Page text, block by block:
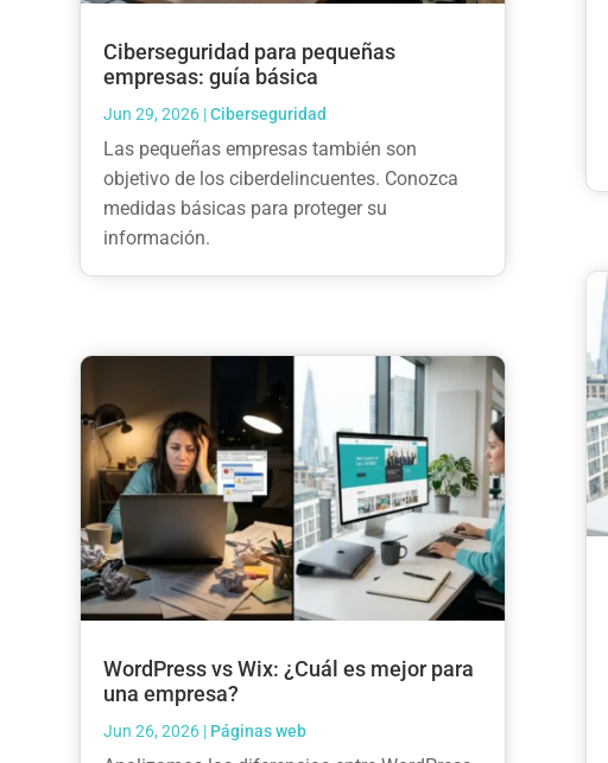
Ciberseguridad para pequeñas
empresas: guía básica
Jun 29, 2026 |Ciberseguridad
Las pequeñas empresas también son
objetivo de los ciberdelincuentes. Conozca
medidas básicas para proteger su
información.
WordPress vs Wix: ¿Cuál es mejor para
una empresa?
Jun 26, 2026 | Páginas web